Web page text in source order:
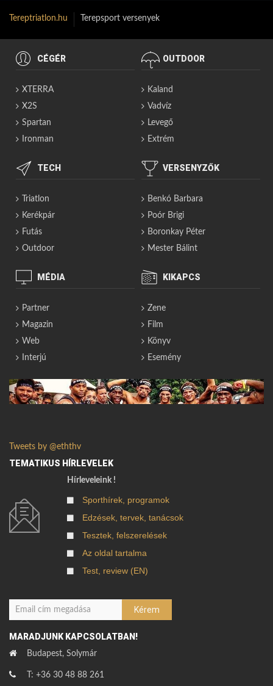
Tereptriatlon.hu Terepsport versenyek
CÉGÉR
XTERRA
X2S
Spartan
Ironman
OUTDOOR
Kaland
Vadvíz
Levegő
Extrém
TECH
Triatlon
Kerékpár
Futás
Outdoor
VERSENYZŐK
Benkó Barbara
Poór Brigi
Boronkay Péter
Mester Bálint
MÉDIA
Partner
Magazin
Web
Interjú
KIKAPCS
Zene
Film
Könyv
Esemény
Tweets by @eththv
TEMATIKUS HÍRLEVELEK
Hírleveleink !
Sporthírek, programok
Edzések, tervek, tanácsok
Tesztek, felszerelések
Az oldal tartalma
Test, review (EN)
MARADJUNK KAPCSOLATBAN!
Budapest, Solymár
T: +36 30 48 88 261